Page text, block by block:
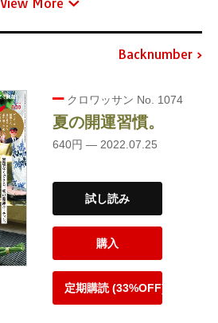
Backnumber
クロワッサン No. 1074
夏の開運習慣。
640円 — 2022.07.25
試し読み
購入
定期購読 (33%OFF)